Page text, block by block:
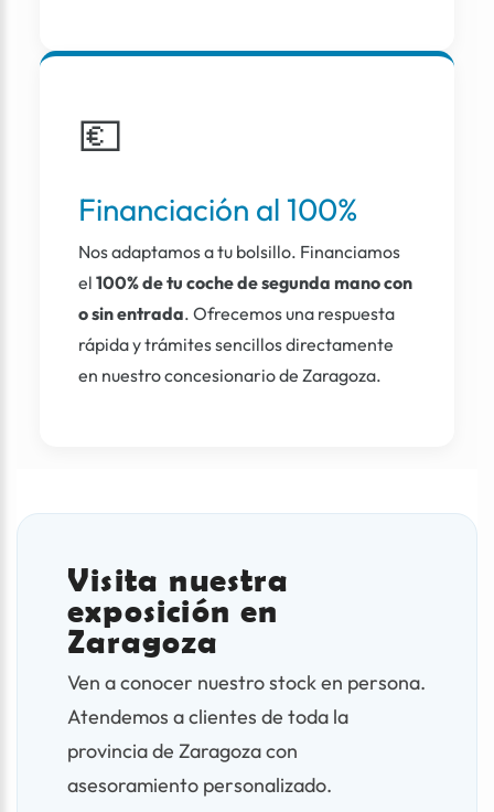
💶
Financiación al 100%
Nos adaptamos a tu bolsillo. Financiamos
el 100% de tu coche de segunda mano con
o sin entrada. Ofrecemos una respuesta
rápida y trámites sencillos directamente
en nuestro concesionario de Zaragoza.
Visita nuestra
exposición en
Zaragoza
Ven a conocer nuestro stock en persona.
Atendemos a clientes de toda la
provincia de Zaragoza con
asesoramiento personalizado.